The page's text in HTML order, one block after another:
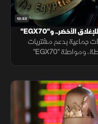
13:33
مشتريات الأجانب تدفع البورصة المصرية للإغلاق الأخضر.. و"EGX70"
جماعية بدعم مشتريات
الأجانب، مع صعود "EGX30" لـ53.6 ألف نقطة، ومواصلة "EGX70"